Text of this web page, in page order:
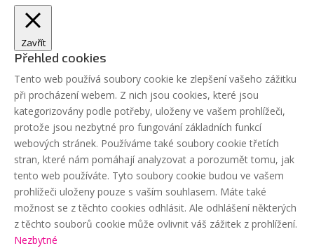
Zavřít
Přehled cookies
Tento web používá soubory cookie ke zlepšení vašeho zážitku
při procházení webem. Z nich jsou cookies, které jsou
kategorizovány podle potřeby, uloženy ve vašem prohlížeči,
protože jsou nezbytné pro fungování základních funkcí
webových stránek. Používáme také soubory cookie třetích
stran, které nám pomáhají analyzovat a porozumět tomu, jak
tento web používáte. Tyto soubory cookie budou ve vašem
prohlížeči uloženy pouze s vaším souhlasem. Máte také
možnost se z těchto cookies odhlásit. Ale odhlášení některých
z těchto souborů cookie může ovlivnit váš zážitek z prohlížení.
Nezbytné